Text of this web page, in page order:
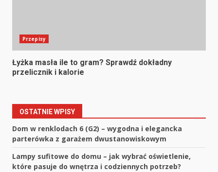
Przepisy
Łyżka masła ile to gram? Sprawdź dokładny
przelicznik i kalorie
OSTATNIE WPISY
Dom w renklodach 6 (G2) – wygodna i elegancka
parterówka z garażem dwustanowiskowym
Lampy sufitowe do domu – jak wybrać oświetlenie,
które pasuje do wnętrza i codziennych potrzeb?